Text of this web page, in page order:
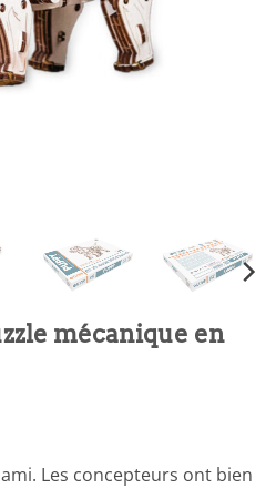
mécanique en
Les concepteurs ont bien